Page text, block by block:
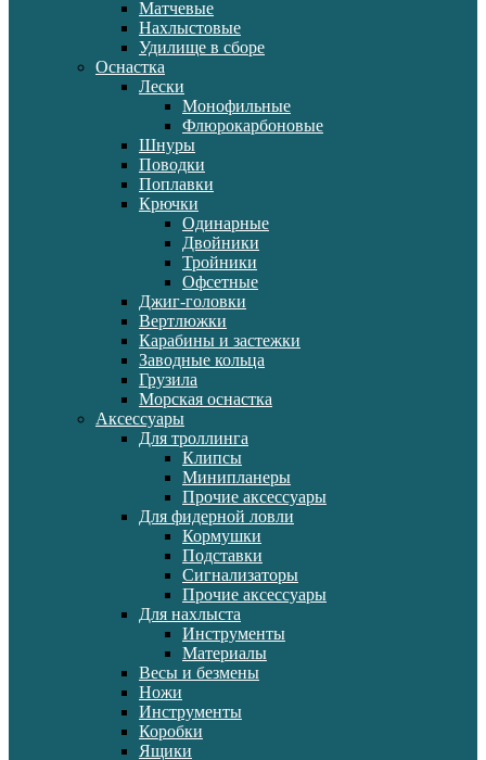
Матчевые
Нахлыстовые
Удилище в сборе
Оснастка
Лески
Монофильные
Флюрокарбоновые
Шнуры
Поводки
Поплавки
Крючки
Одинарные
Двойники
Тройники
Офсетные
Джиг-головки
Вертлюжки
Карабины и застежки
Заводные кольца
Грузила
Морская оснастка
Аксессуары
Для троллинга
Клипсы
Минипланеры
Прочие аксессуары
Для фидерной ловли
Кормушки
Подставки
Сигнализаторы
Прочие аксессуары
Для нахлыста
Инструменты
Материалы
Весы и безмены
Ножи
Инструменты
Коробки
Ящики